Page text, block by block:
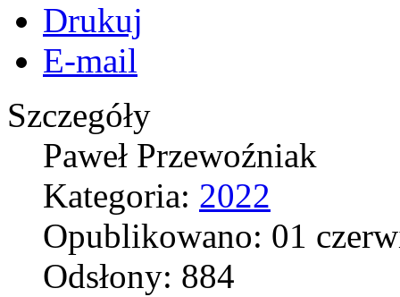
Drukuj
E-mail
Szczegóły
Paweł Przewoźniak
Kategoria: 2022
Opublikowano: 01
Odsłony: 884